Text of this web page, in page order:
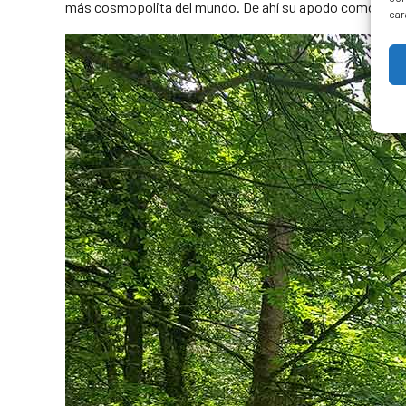
más cosmopolita del mundo. De ahí su apodo como “
El